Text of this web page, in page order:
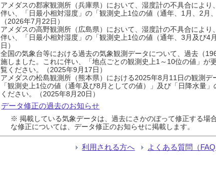
アメダスの郡家観測所（兵庫県）において、湿度計の不具合によ
伴い、「日最小相対湿度」の「観測史上1位の値（通年、1月、2月
（2026年7月22日）
アメダスの高野観測所（広島県）において、湿度計の不具合によ
伴い、「日最小相対湿度」の「観測史上1位の値（通年、3月及び
日）
全国の気象台等における過去の気象観測データについて、過去（
施しました。これに伴い、「地点ごとの観測史上1～10位の値」が
覧ください。（2025年9月17日）
アメダスの松島観測所（熊本県）における2025年8月11日の観測
「観測史上1位の値（通年及び8月としての値）」及び「日降水量
ください。（2025年8月20日）
データ修正の過去のお知らせ
※ 掲載している気象データは、過去にさかのぼって修正する場
な修正については、データ修正のお知らせに掲載します。
利用される方へ よくある質問（FAQ